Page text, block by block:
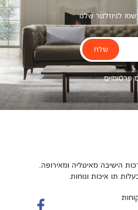
לניוזלטר שלנו
פרסומיים
שלח
הישיבה מאיטליה ומאירופה,
תו איכות ונוחות.